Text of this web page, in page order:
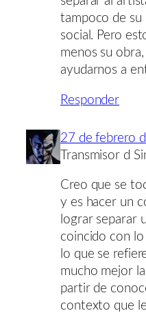
tampoco de
social. Pero
menos su
ayudarnos a
Responder
27 de febrero
Transmisor d
Creo que se
y es hacer un
lograr separar
coincido con
lo que se
mucho mejor
partir de
contexto que